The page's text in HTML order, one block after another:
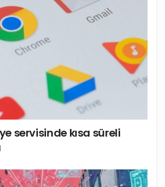
servisinde kısa süreli